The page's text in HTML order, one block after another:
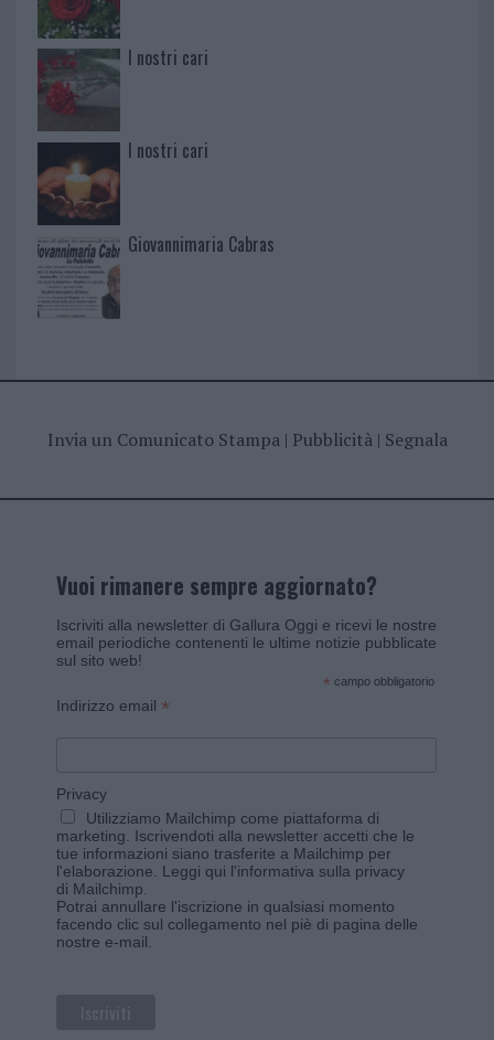
I nostri cari
I nostri cari
Giovannimaria Cabras
Invia un Comunicato Stampa| Pubblicità| Segnala
Vuoi rimanere sempre aggiornato?
Iscriviti alla newsletter di Gallura Oggi e ricevi le nostre
email periodiche contenenti le ultime notizie pubblicate
sul sito web!
* campo obbligatorio
Indirizzo email *
Privacy
Utilizziamo Mailchimp come piattaforma di
marketing. Iscrivendoti alla newsletter accetti che le
tue informazioni siano trasferite a Mailchimp per
l'elaborazione. Leggi qui l'informativa sulla privacy
di Mailchimp
Potrai annullare l'iscrizione in qualsiasi momento
facendo clic sul collegamento nel piè di pagina delle
nostre e-mail.